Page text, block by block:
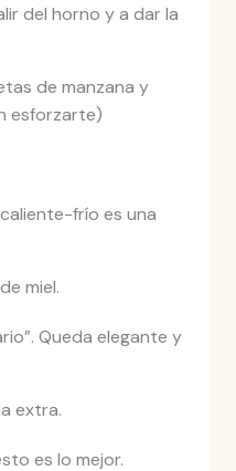
del horno y a dar la
de manzana y
esforzarte)
frío es una
miel.
Queda elegante y
extra.
es lo mejor.